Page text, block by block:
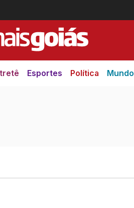
Esportes Política Mundo